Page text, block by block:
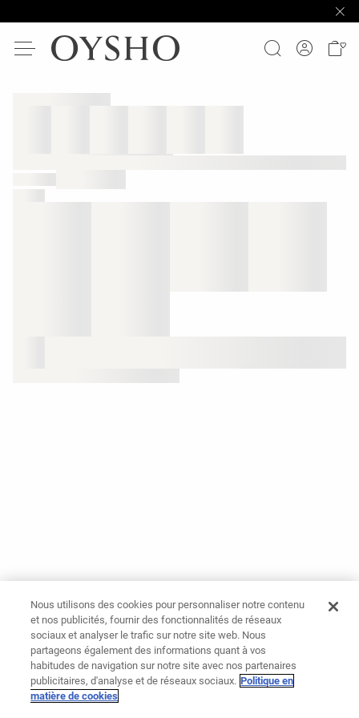
Nous utilisons des cookies pour personnaliser notre contenu
et nos publicités, fournir des fonctionnalités de réseaux
sociaux et analyser le trafic sur notre site web. Nous
partageons également des informations quant à vos
habitudes de navigation sur notre site avec nos partenaires
publicitaires, d'analyse et de réseaux sociaux. Politique en
matière de cookies